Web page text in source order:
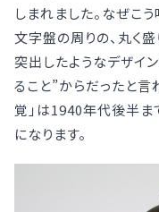
しまれました。なぜこ
文字盤の周りの、丸く
突出したようなデザイ
ること”からだったと言
覚」は1940年代後半ま
になります。